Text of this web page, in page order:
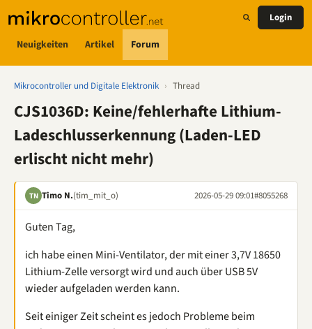
Neuigkeiten Artikel Forum
Login
Mikrocontroller und Digitale Elektronik › Thread
CJS1036D: Keine/fehlerhafte Lithium-
Ladeschlusserkennung (Laden-LED
erlischt nicht mehr)
TN Timo N.(tim_mit_o) 2026-05-29 09:01#8055268
Guten Tag,
ich habe einen Mini-Ventilator, der mit einer 3,7V 18650
Lithium-Zelle versorgt wird und auch über USB 5V
wieder aufgeladen werden kann.
Seit einiger Zeit scheint es jedoch Probleme beim